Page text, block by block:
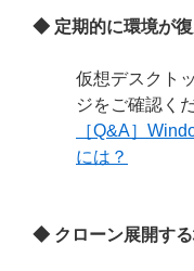
◆ 定期的に環境が
仮想デスクト
ジをご確認く
［Q&A］
には？
◆ クローン展開す